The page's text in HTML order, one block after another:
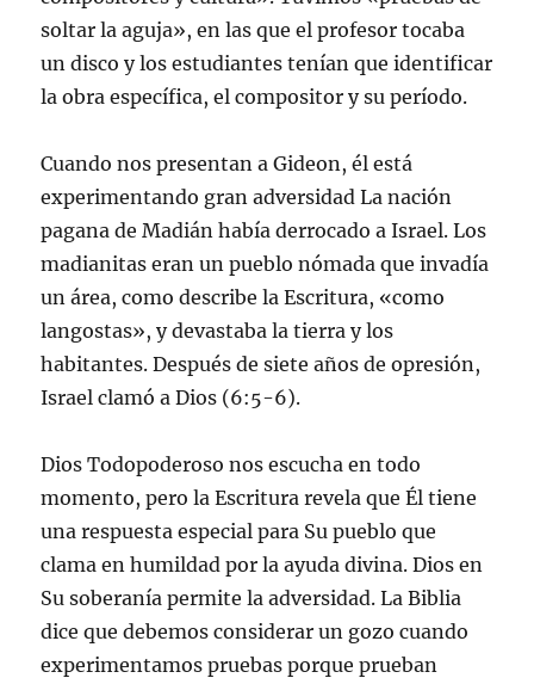
soltar la aguja», en las que el profesor tocaba
un disco y los estudiantes tenían que identificar
la obra específica, el compositor y su período.
Cuando nos presentan a Gideon, él está
experimentando gran adversidad La nación
pagana de Madián había derrocado a Israel. Los
madianitas eran un pueblo nómada que invadía
un área, como describe la Escritura, «como
langostas», y devastaba la tierra y los
habitantes. Después de siete años de opresión,
Israel clamó a Dios (6:5-6).
Dios Todopoderoso nos escucha en todo
momento, pero la Escritura revela que Él tiene
una respuesta especial para Su pueblo que
clama en humildad por la ayuda divina. Dios en
Su soberanía permite la adversidad. La Biblia
dice que debemos considerar un gozo cuando
experimentamos pruebas porque prueban